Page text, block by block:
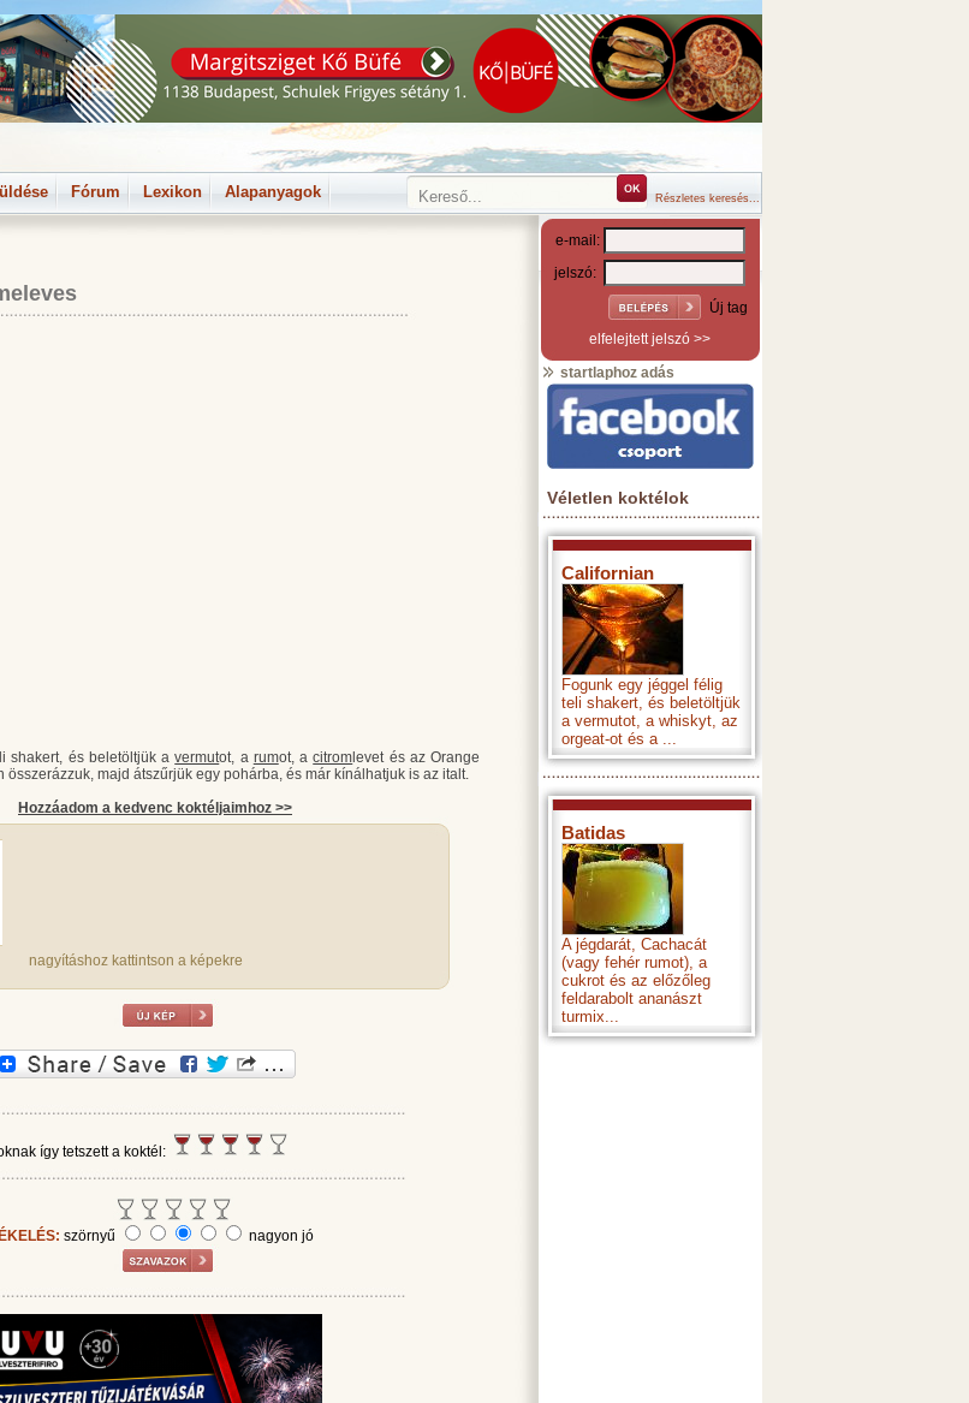
Fórum Lexikon Alapanyagok Részletes keresés...
shakert, és beletöltjük avermutot, a rumot, acitrom levet és az Orange
összerázzuk, majd átszűrjük egy pohárba, és már kínálhatjuk is az italt.
Hozzáadom a kedvenc koktéljaimhoz >>
nagyításhoz kattintson a képekre
így tetszett a koktél:
szörnyű nagyon jó
e-mail:
jelszó:
Új tag
elfelejtett jelszó >>
startlaphoz adás
Véletlen koktélok
Californian
Fogunk egy jéggel félig
teli shakert, és beletöltjük
a vermutot, a whiskyt, az
orgeat-ot és a ...
Batidas
A jégdarát, Cachacát
(vagy fehér rumot), a
cukrot és az előzőleg
feldarabolt ananászt
turmix...